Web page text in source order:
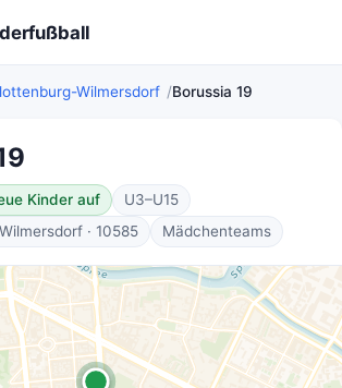
Wilmersdorf Borussia 19
Kinder auf
U3–U15
· 10585
Mädchenteams